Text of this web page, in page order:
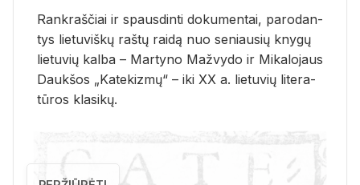
Rank­raš­čiai ir spaus­din­ti do­ku­men­tai, pa­ro­dan­
tys lie­tu­viš­kų raš­tų rai­dą nuo se­niau­sių kny­gų
lie­tu­vių kal­ba – Mar­ty­no Ma­žvy­do ir Mi­ka­lo­jaus
Dauk­šos „Ka­te­kiz­mų“ – iki XX a. lie­tu­vių li­te­ra­
tū­ros kla­si­kų.